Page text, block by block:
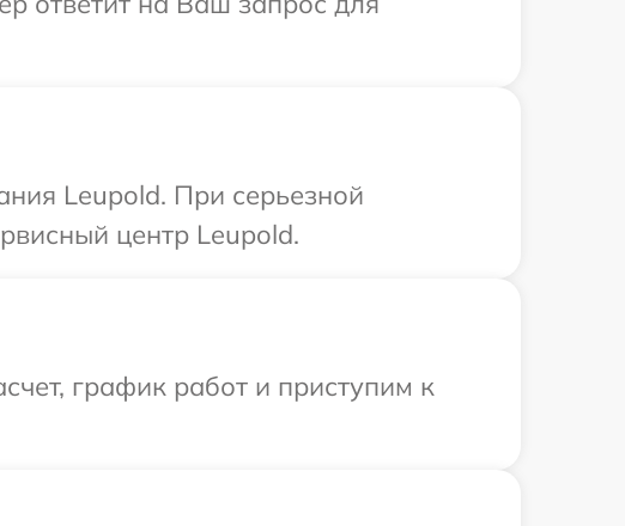
Leupold. При серьезной
центр Leupold.
график работ и приступим к